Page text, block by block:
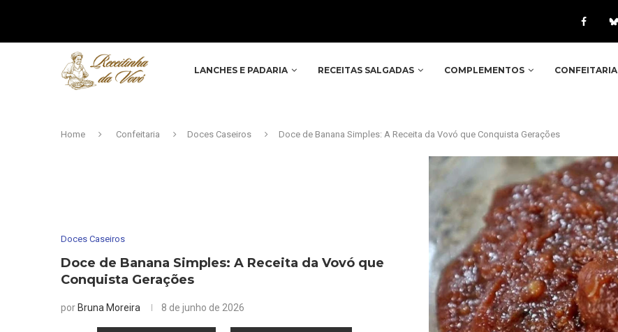
LANCHES E PADARIA RECEITAS SALGADAS COMPLEMENTOS CONFEITARIA
Home Confeitaria Doces Caseiros Doce de Banana Simples: A Receita da Vovó que Conquista Gerações
Doces Caseiros
Doce de Banana Simples: A Receita da Vovó que
Conquista Gerações
por Bruna Moreira 8 de junho de 2026